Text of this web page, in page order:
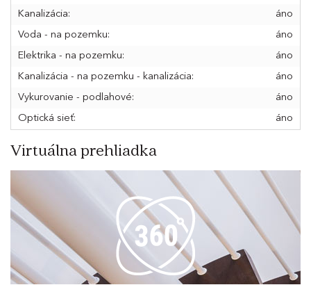
Kanalizácia:
áno
Voda - na pozemku:
áno
Elektrika - na pozemku:
áno
Kanalizácia - na pozemku - kanalizácia:
áno
Vykurovanie - podlahové:
áno
Optická sieť:
áno
Virtuálna prehliadka